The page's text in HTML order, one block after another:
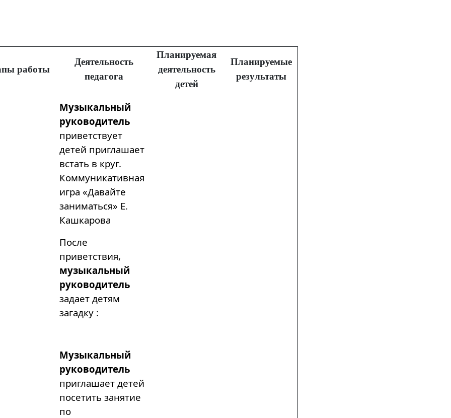
работы
Деятельность
педагога
Планируемая
деятельность
детей
Планируемые
результаты
Музыкальный
руководитель
приветствует
детей приглашает
встать в круг.
Коммуникативная
игра «Давайте
заниматься» Е.
Кашкарова
После
приветствия,
музыкальный
руководитель
задает детям
загадку :
Музыкальный
руководитель
приглашает детей
посетить занятие
по